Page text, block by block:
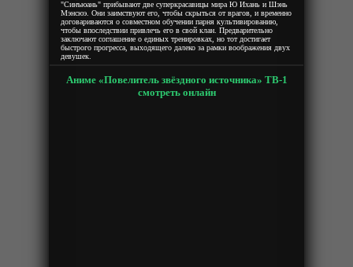
"Синъюань" прибывают две суперкрасавицы мира Ю Ихань и Шэнь
Мэнсюэ. Они заимствуют его, чтобы скрыться от врагов, и временно
договариваются о совместном обучении парня культивированию,
чтобы впоследствии привлечь его в свой клан. Предварительно
заключают соглашение о единых тренировках, но тот достигает
быстрого прогресса, выходящего далеко за рамки воображения двух
девушек.
Аниме «Повелитель звёздного источника» ТВ-1
смотреть онлайн